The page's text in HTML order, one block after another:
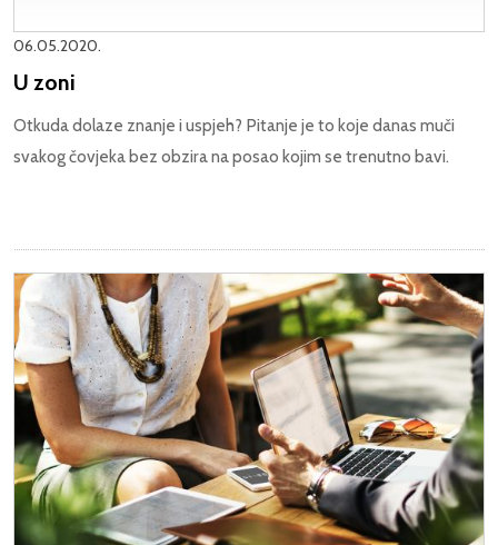
06.05.2020.
U zoni
Otkuda dolaze znanje i uspjeh? Pitanje je to koje danas muči
svakog čovjeka bez obzira na posao kojim se trenutno bavi.